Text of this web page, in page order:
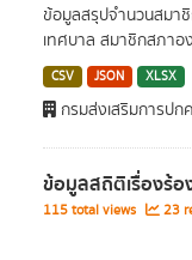
ข้อมูลสรุปจำนวนสมา
เทศบาล สมาชิกสภา
CSV JSON XLSX
กรมส่งเสริมการป
ข้อมูลสถิติเรื่องร้อ
115 total views 23